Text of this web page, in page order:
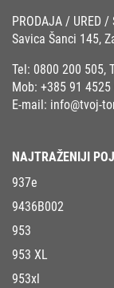
PRODAJA / URED /
Savica Šanci 145,
Tel: 0800 200 505,
Mob: +385 91 4525
E-mail: info@tvoj-
NAJTRAŽENIJI
937e
9436B002
953
953 XL
953xl